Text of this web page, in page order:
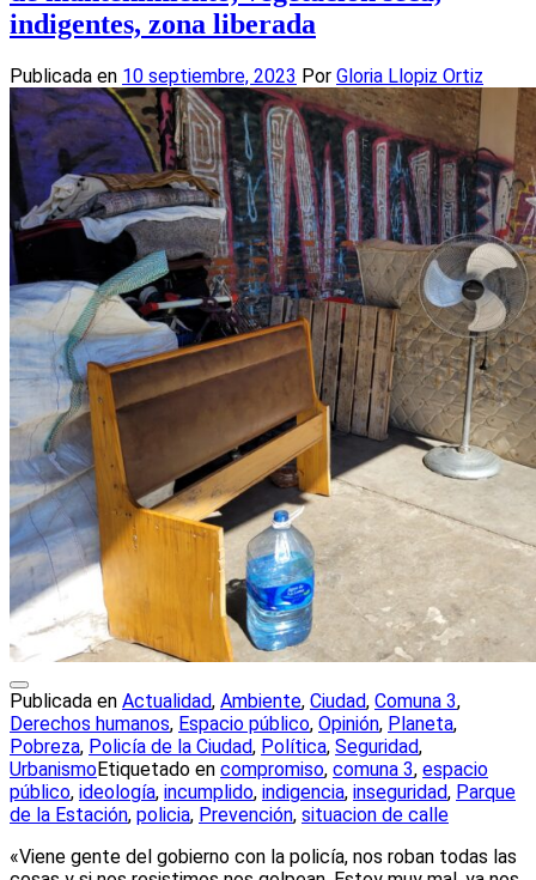
indigentes, zona liberada
Publicada en 10 septiembre, 2023 Por Gloria Llopiz Ortiz
Publicada en Actualidad, Ambiente, Ciudad, Comuna 3,
Derechos humanos, Espacio público, Opinión, Planeta,
Pobreza, Policía de la Ciudad, Política, Seguridad,
UrbanismoEtiquetado en compromiso, comuna 3, espacio
público, ideología, incumplido, indigencia, inseguridad, Parque
de la Estación, policia, Prevención, situacion de calle
«Viene gente del gobierno con la policía, nos roban todas las